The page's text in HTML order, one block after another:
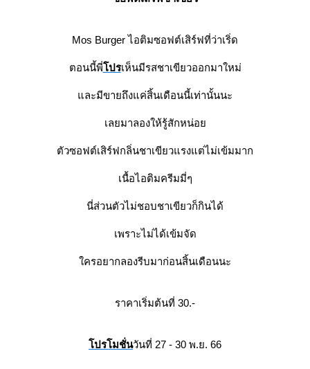
Mos Burger ไอติมซอฟต์เสิร์ฟที่ว่าเริ่ด
ตอนนี้พี่ปรเห็นมีรสชาเขียวออกมาใหม่
ละมีขายถึงแค่สิ้นเดือนนี้เท่านั้นนะ
เลยมาลองให้รู้สักหน่อ
ตัวซอฟต์เสิร์ฟกลิ่นชาเขียวแรงแต่ไม่เข้มมาก
เนื้อไอติมครีมมี่ๆ
นี่ส่วนตัวไม่ชอบชาเขียวก็กินได้
เพราะไม่ได้เข้มจัด
ครอยากลองรีบมาก่อนสิ้นเดือนนะ
ราคาเริ่มต้นที่ 30.-
ปรโมชั่นวันที่ 27 - 30 พ.ย. 66